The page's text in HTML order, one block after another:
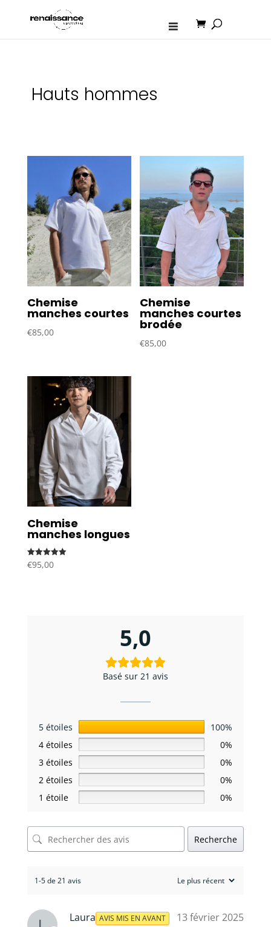
Hauts hommes
Chemise
manches courtes
€85,00
Chemise
manches courtes
brodée
€85,00
Chemise
manches longues
Note
5.00
€95,00
5,0
Basé sur 21 avis
5 étoiles
100%
4 étoiles
0%
3 étoiles
0%
2 étoiles
0%
1 étoile
0%
Recherche
1-5 de 21 avis
Laura AVIS MIS EN AVANT 13 février 2025